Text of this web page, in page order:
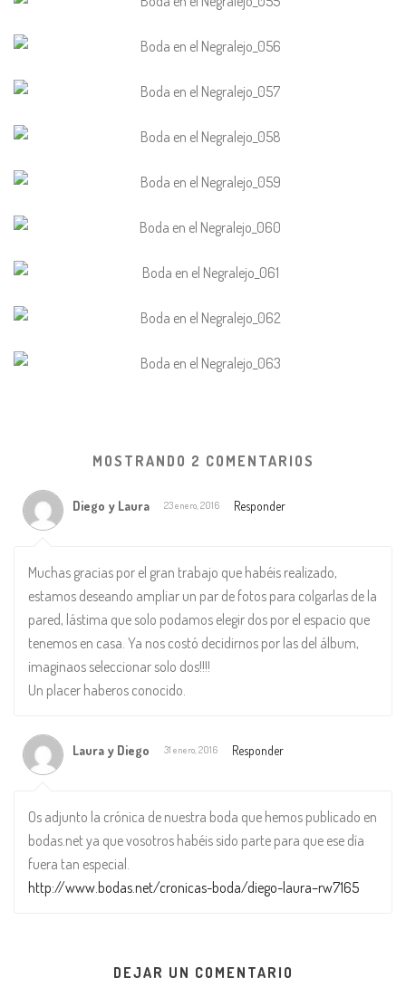
MOSTRANDO 2 COMENTARIOS
Diego y Laura 23 enero, 2016 Responder
Muchas gracias por el gran trabajo que habéis realizado,
estamos deseando ampliar un par de fotos para colgarlas de la
pared, lástima que solo podamos elegir dos por el espacio que
tenemos en casa. Ya nos costó decidirnos por las del álbum,
imaginaos seleccionar solo dos!!!!
Un placer haberos conocido.
Laura y Diego 31 enero, 2016 Responder
Os adjunto la crónica de nuestra boda que hemos publicado en
bodas.net ya que vosotros habéis sido parte para que ese día
fuera tan especial.
http://www.bodas.net/cronicas-boda/diego-laura–rw7165
DEJAR UN COMENTARIO